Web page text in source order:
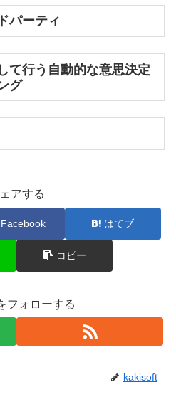
パーティ
て行う自動的な意思決定
グ
アする
Facebook はてブ
コピー
フォローする
kakisoft